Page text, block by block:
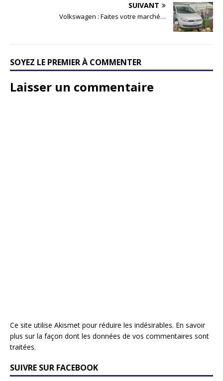
SUIVANT
Volkswagen : Faites votre marché…
SOYEZ LE PREMIER À COMMENTER
Laisser un commentaire
Ce site utilise Akismet pour réduire les indésirables. En savoir
plus sur la façon dont les données de vos commentaires sont
traitées.
SUIVRE SUR FACEBOOK